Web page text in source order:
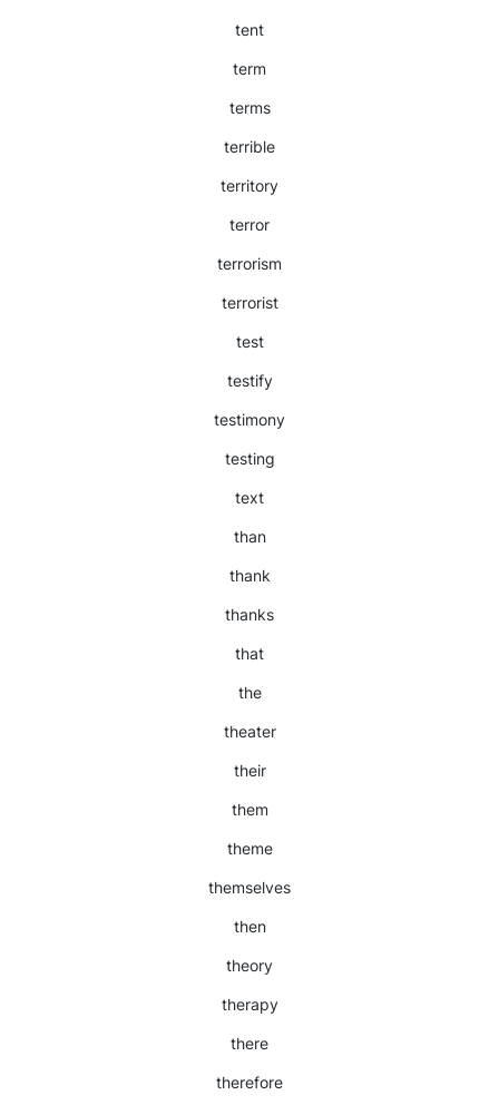
tent
term
terms
terrible
territory
terror
terrorism
terrorist
test
testify
testimony
testing
text
than
thank
thanks
that
the
theater
their
them
theme
themselves
then
theory
therapy
there
therefore